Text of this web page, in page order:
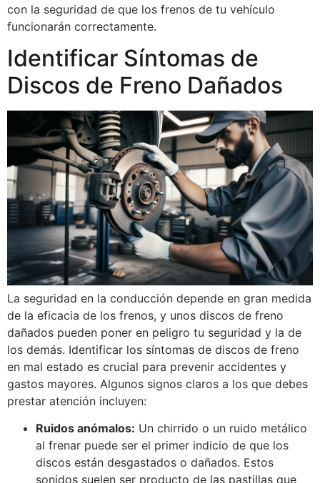
con la seguridad de que los frenos de tu vehículo
funcionarán correctamente.
Identificar Síntomas de
Discos de Freno Dañados
La seguridad en la conducción depende en gran medida
de la eficacia de los frenos, y unos discos de freno
dañados pueden poner en peligro tu seguridad y la de
los demás. Identificar los síntomas de discos de freno
en mal estado es crucial para prevenir accidentes y
gastos mayores. Algunos signos claros a los que debes
prestar atención incluyen:
Ruidos anómalos: Un chirrido o un ruido metálico
al frenar puede ser el primer indicio de que los
discos están desgastados o dañados. Estos
sonidos suelen ser producto de las pastillas que